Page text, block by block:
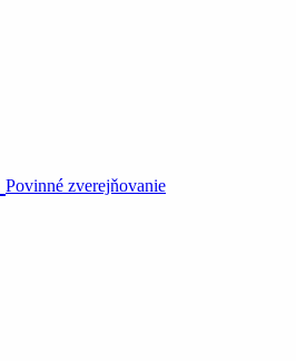
Povinné zverejňovanie